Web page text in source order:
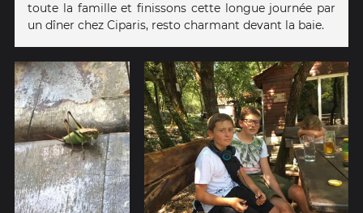
toute la famille et finissons cette longue journée par
un dîner chez Ciparis, resto charmant devant la baie.